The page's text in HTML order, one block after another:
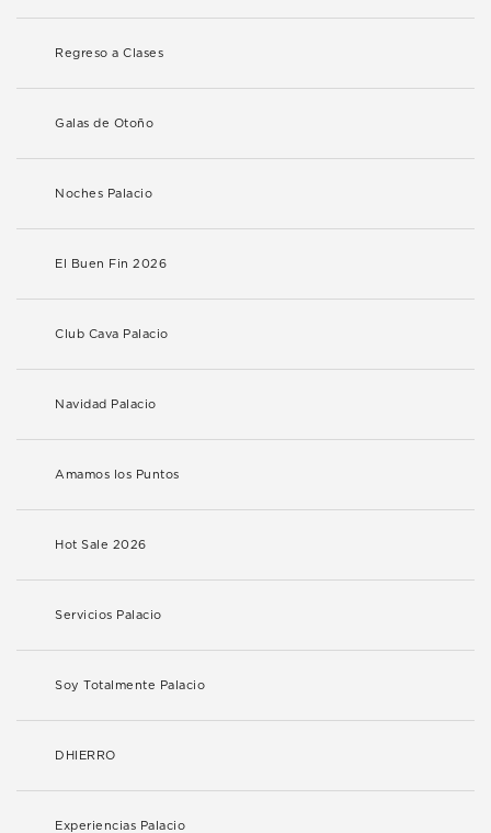
Regreso a Clases
Galas de Otoño
Noches Palacio
El Buen Fin 2026
Club Cava Palacio
Navidad Palacio
Amamos los Puntos
Hot Sale 2026
Servicios Palacio
Soy Totalmente Palacio
DHIERRO
Experiencias Palacio